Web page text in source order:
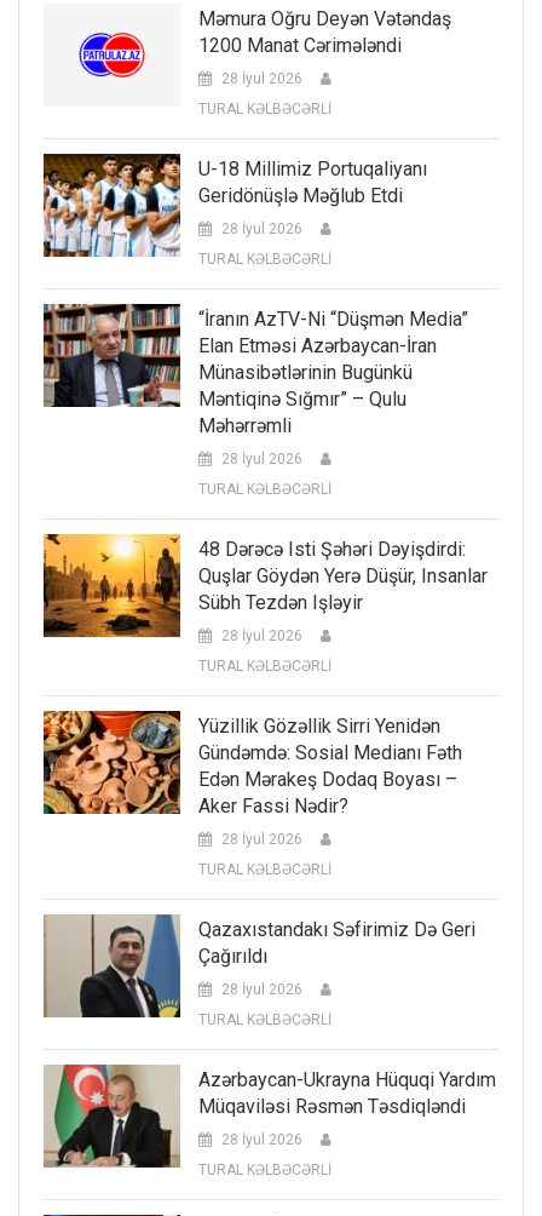
Məmura Oğru Deyən Vətəndaş
1200 Manat Cərimələndi
28 İyul 2026
TURAL KƏLBƏCƏRLİ
U-18 Millimiz Portuqaliyanı
Geridönüşlə Məğlub Etdi
28 İyul 2026
TURAL KƏLBƏCƏRLİ
“İranın AzTV-Ni “düşmən Media”
Elan Etməsi Azərbaycan-İran
Münasibətlərinin Bugünkü
Məntiqinə Sığmır” – Qulu
Məhərrəmli
28 İyul 2026
TURAL KƏLBƏCƏRLİ
48 Dərəcə Isti Şəhəri Dəyişdirdi:
Quşlar Göydən Yerə Düşür, Insanlar
Sübh Tezdən Işləyir
28 İyul 2026
TURAL KƏLBƏCƏRLİ
Yüzillik Gözəllik Sirri Yenidən
Gündəmdə: Sosial Medianı Fəth
Edən Mərakeş Dodaq Boyası –
Aker Fassi Nədir?
28 İyul 2026
TURAL KƏLBƏCƏRLİ
Qazaxıstandakı Səfirimiz Də Geri
Çağırıldı
28 İyul 2026
TURAL KƏLBƏCƏRLİ
Azərbaycan-Ukrayna Hüquqi Yardım
Müqaviləsi Rəsmən Təsdiqləndi
28 İyul 2026
TURAL KƏLBƏCƏRLİ